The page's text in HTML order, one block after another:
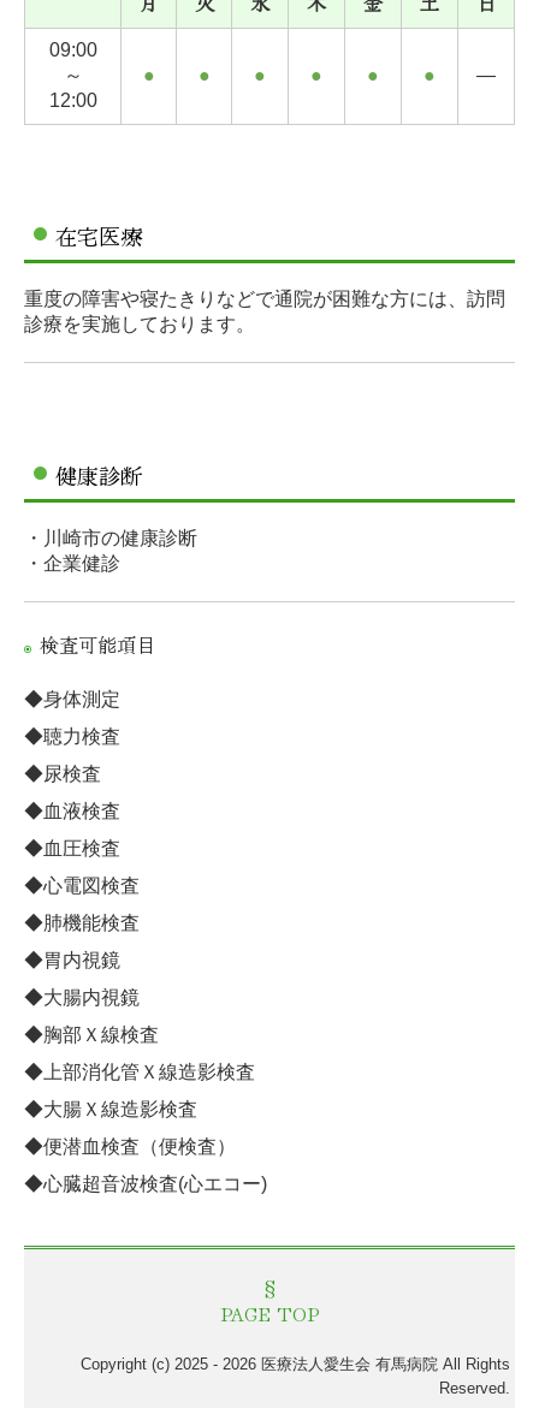
09:00
～
12:00
● ● ● ● ● ● ―
在宅医療
重度の障害や寝たきりなどで通院が困難な方には、訪問
診療を実施しております。
健康診断
・川崎市の健康診断
・企業健診
検査可能項目
◆身体測定
◆聴力検査
◆尿検査
◆血液検査
◆血圧検査
◆心電図検査
◆肺機能検査
◆胃内視鏡
◆大腸内視鏡
◆胸部Ｘ線検査
◆上部消化管Ｘ線造影検査
◆大腸Ｘ線造影検査
◆便潜血検査（便検査）
◆心臓超音波検査(心エコー)
§
PAGE TOP
Copyright (c) 2025 - 2026 医療法人愛生会 有馬病院 All Rights
Reserved.